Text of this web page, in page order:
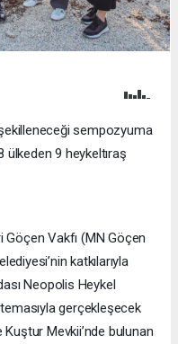
sempozyuma
ülkeden 9 heykeltıraş
Göçen Vakfı (MN Göçen
katkılarıyla
Neopolis Heykel
gerçekleşecek
Kuştur Mevkii’nde bulunan